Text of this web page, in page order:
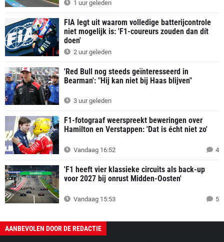
1 uur geleden
FIA legt uit waarom volledige batterijcontrole
niet mogelijk is: 'F1-coureurs zouden dan dít
doen'
2 uur geleden
'Red Bull nog steeds geïnteresseerd in
Bearman': "Hij kan niet bij Haas blijven"
3 uur geleden
F1-fotograaf weerspreekt beweringen over
Hamilton en Verstappen: 'Dat is écht niet zo'
Vandaag 16:52 4
'F1 heeft vier klassieke circuits als back-up
voor 2027 bij onrust Midden-Oosten'
Vandaag 15:53 5
AANBEVOLEN DOOR DE REDACTIE